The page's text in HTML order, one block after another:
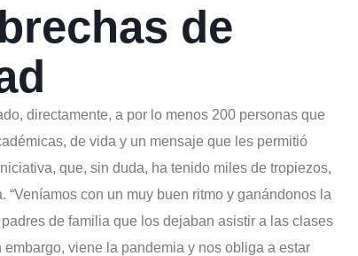
de
directamente, a por lo menos 200 personas que
de vida y un mensaje que les permitió
que, sin duda, ha tenido miles de tropiezos,
“Veníamos con un muy buen ritmo y ganándonos la
de familia que los dejaban asistir a las clases
viene la pandemia y nos obliga a estar